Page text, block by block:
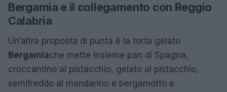
Bergamia e il collegamento con Reggio
Calabria
Un’altra proposta di punta è la torta gelato
Bergamiache mette insieme pan di Spagna,
croccantino al pistacchio, gelato al pistacchio,
semifreddo al mandarino e bergamotto e